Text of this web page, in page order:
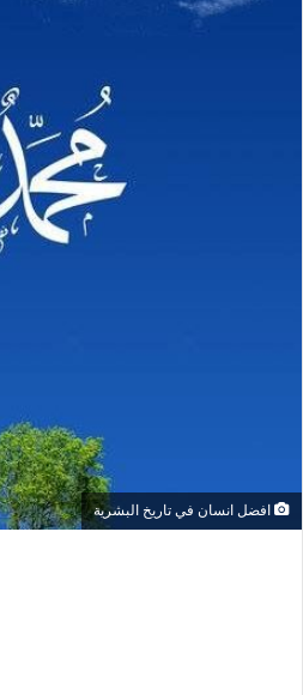
افضل انسان في تاريخ البشرية